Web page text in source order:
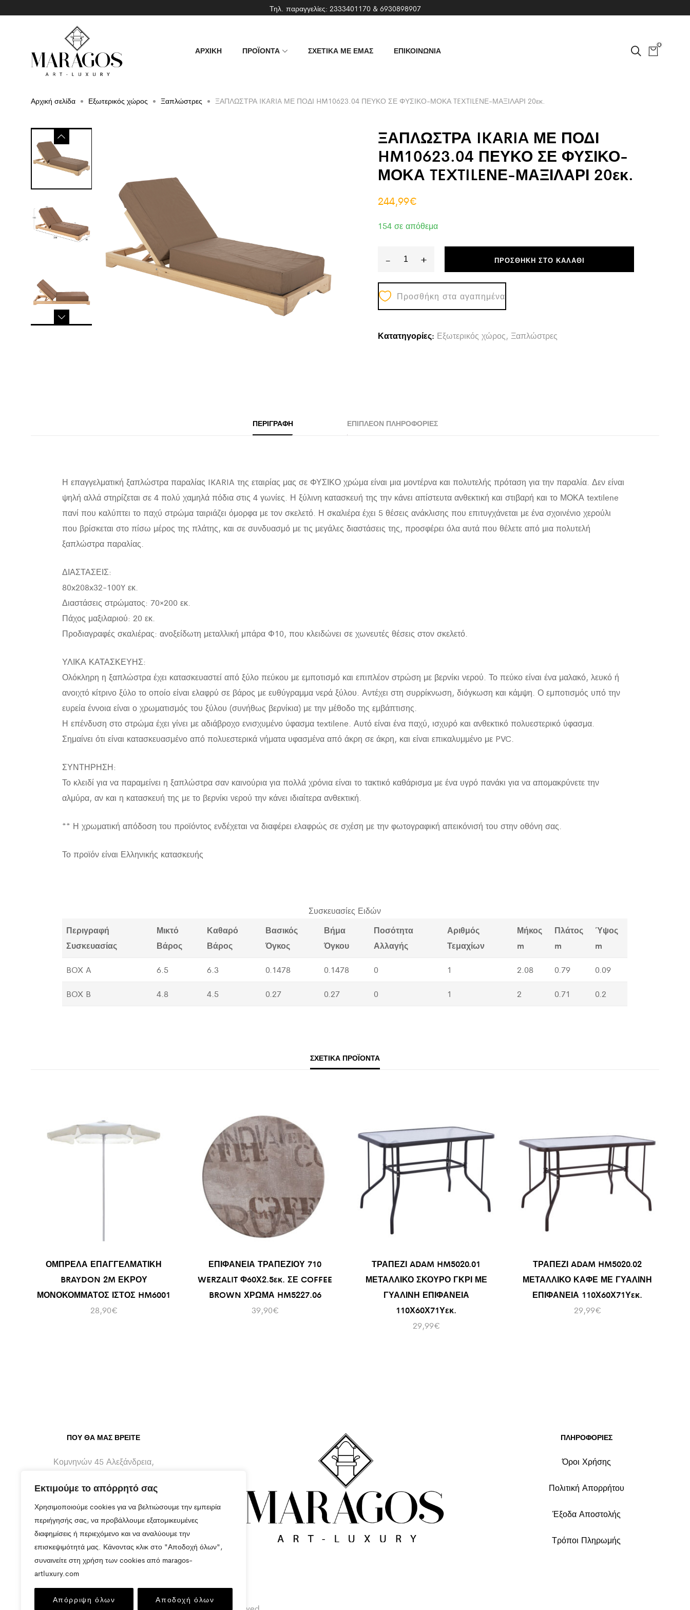
Εκτιμούμε το απόρρητό σας
Χρησιμοποιούμε cookies για να βελτιώσουμε την εμπειρία
περιήγησής σας, να προβάλλουμε εξατομικευμένες
διαφημίσεις ή περιεχόμενο και να αναλύουμε την
επισκεψιμότητά μας. Κάνοντας κλικ στο "Αποδοχή όλων",
συναινείτε στη χρήση των cookies από maragos-
artluxury.com
Απόρριψη όλων Αποδοχή όλων
Τηλ. παραγγελίες: 2333401170& 6930898907
ΑΡΧΙΚΗ ΠΡΟΪΟΝΤΑ ΣΧΕΤΙΚΑ ΜΕ ΕΜΑΣ ΕΠΙΚΟΙΝΩΝΙΑ
0
Αρχική σελίδα Εξωτερικός χώρος Ξαπλώστρες ΞΑΠΛΩΣΤΡΑ IKARIA ΜΕ ΠΟΔΙ HM10623.04 ΠΕΥΚΟ ΣΕ ΦΥΣΙΚΟ-ΜΟΚΑ TEXTILEΝΕ-ΜΑΞΙΛΑΡΙ 20εκ.
ΞΑΠΛΩΣΤΡΑ IKARIA ΜΕ ΠΟΔΙ
HM10623.04 ΠΕΥΚΟ ΣΕ ΦΥΣΙΚΟ-
ΜΟΚΑ TEXTILEΝΕ-ΜΑΞΙΛΑΡΙ 20εκ.
244,99€
154 σε απόθεμα
-
ΞΑΠΛΩΣΤΡΑ
IKARIA
ΜΕ
ΠΟΔΙ
ΠΕΥΚΟ
ΜΑΞΙΛΑΡΙ
+ ΠΡΟΣΘΉΚΗ ΣΤΟ ΚΑΛΆΘΙ
Προσθήκη στα αγαπημένα
Κατατηγορίες: Εξωτερικός χώρος, Ξαπλώστρες
ΠΕΡΙΓΡΑΦΉ ΕΠΙΠΛΈΟΝ ΠΛΗΡΟΦΟΡΊΕΣ
Η επαγγελματική ξαπλώστρα παραλίας IKARIA της εταιρίας μας σε ΦΥΣΙΚΟ χρώμα είναι μια μοντέρνα και πολυτελής πρόταση για την παραλία. Δεν είναι
ψηλή αλλά στηρίζεται σε 4 πολύ χαμηλά πόδια στις 4 γωνίες. Η ξύλινη κατασκευή της την κάνει απίστευτα ανθεκτική και στιβαρή και το ΜΟΚΑ textilene
πανί που καλύπτει το παχύ στρώμα ταιριάζει όμορφα με τον σκελετό. Η σκαλιέρα έχει 5 θέσεις ανάκλισης που επιτυγχάνεται με ένα σχοινένιο χερούλι
που βρίσκεται στο πίσω μέρος της πλάτης, και σε συνδυασμό με τις μεγάλες διαστάσεις της, προσφέρει όλα αυτά που θέλετε από μια πολυτελή
ξαπλώστρα παραλίας.
ΔΙΑΣΤΑΣΕΙΣ:
80x208x32-100Y εκ.
Διαστάσεις στρώματος: 70×200 εκ.
Πάχος μαξιλαριού: 20 εκ.
Προδιαγραφές σκαλιέρας: ανοξείδωτη μεταλλική μπάρα Φ10, που κλειδώνει σε χωνευτές θέσεις στον σκελετό.
ΥΛΙΚΑ ΚΑΤΑΣΚΕΥΗΣ:
Ολόκληρη η ξαπλώστρα έχει κατασκευαστεί από ξύλο πεύκου με εμποτισμό και επιπλέον στρώση με βερνίκι νερού. Το πεύκο είναι ένα μαλακό, λευκό ή
ανοιχτό κίτρινο ξύλο το οποίο είναι ελαφρύ σε βάρος με ευθύγραμμα νερά ξύλου. Αντέχει στη συρρίκνωση, διόγκωση και κάμψη. Ο εμποτισμός υπό την
ευρεία έννοια είναι ο χρωματισμός του ξύλου (συνήθως βερνίκια) με την μέθοδο της εμβάπτισης.
Η επένδυση στο στρώμα έχει γίνει με αδιάβροχο ενισχυμένο ύφασμα textilene. Αυτό είναι ένα παχύ, ισχυρό και ανθεκτικό πολυεστερικό ύφασμα.
Σημαίνει ότι είναι κατασκευασμένο από πολυεστερικά νήματα υφασμένα από άκρη σε άκρη, και είναι επικαλυμμένο με PVC.
ΣΥΝΤΗΡΗΣΗ:
Το κλειδί για να παραμείνει η ξαπλώστρα σαν καινούρια για πολλά χρόνια είναι το τακτικό καθάρισμα με ένα υγρό πανάκι για να απομακρύνετε την
αλμύρα, αν και η κατασκευή της με το βερνίκι νερού την κάνει ιδιαίτερα ανθεκτική.
** Η χρωματική απόδοση του προϊόντος ενδέχεται να διαφέρει ελαφρώς σε σχέση με την φωτογραφική απεικόνισή του στην οθόνη σας.
Το προϊόν είναι Ελληνικής κατασκευής
Συσκευασίες Ειδών
Περιγραφή
Συσκευασίας
Μικτό
Βάρος
Καθαρό
Βάρος
Βασικός
Όγκος
Βήμα
Όγκου
Ποσότητα
Αλλαγής
Αριθμός
Τεμαχίων
Μήκος
m
Πλάτος
m
Ύψος
m
BOX A 6.5 6.3 0.1478 0.1478 0 1 2.08 0.79 0.09
BOX B 4.8 4.5 0.27 0.27 0 1 2 0.71 0.2
ΣΧΕΤΙΚΆ ΠΡΟΪΌΝΤΑ
ΟΜΠΡΕΛΑ ΕΠΑΓΓΕΛΜΑΤΙΚΗ
BRAYDON 2M ΕΚΡΟΥ
ΜΟΝΟΚΟΜΜΑΤΟΣ ΙΣΤΟΣ HM6001
28,90€
ΕΠΙΦΑΝΕΙΑ ΤΡΑΠΕΖΙΟΥ 710
WERZALIT Φ60Χ2.5εκ. ΣΕ COFFEE
BROWN ΧΡΩΜΑ HM5227.06
39,90€
ΤΡΑΠΕΖΙ ADAM HM5020.01
ΜΕΤΑΛΛΙΚΟ ΣΚΟΥΡΟ ΓΚΡΙ ΜΕ
ΓΥΑΛΙΝΗ ΕΠΙΦΑΝΕΙΑ
110Χ60Χ71Υεκ.
29,99€
ΤΡΑΠΕΖΙ ADAM HM5020.02
ΜΕΤΑΛΛΙΚΟ ΚΑΦΕ ΜΕ ΓΥΑΛΙΝΗ
ΕΠΙΦΑΝΕΙΑ 110Χ60Χ71Υεκ.
29,99€
ΠΟΥ ΘΑ ΜΑΣ ΒΡΕΊΤΕ
Κομνηνών 45 Αλεξάνδρεια,
info@maragos-artluxury.com
+30 2333401170
+30 6930898907
ΠΛΗΡΟΦΟΡΙΕΣ
Όροι Χρήσης
Πολιτική Απορρήτου
Έξοδα Αποστολής
Τρόποι Πληρωμής